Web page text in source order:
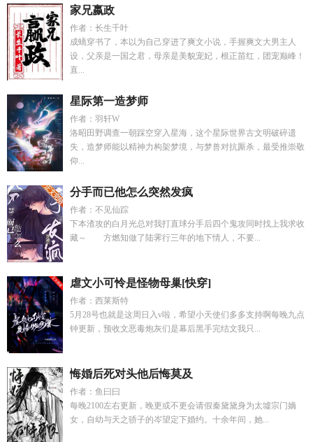
家兄嬴政
作者：长生千叶
成蟜穿书了，本以为自己穿进了爽文小说，手握爽文大男主人
设，父亲是一国之君，母亲是美貌宠妃，根正苗红，团宠巅峰！
直...
星际第一造梦师
作者：羽轩W
洛昭田野调查一朝踩空穿入星海，这个星际世界古文明破碎遗
失，造梦师能以精神力构架梦境，与梦兽对抗厮杀，最受推崇敬
仰...
分手而已他怎么突然发疯
作者：不见仙踪
下本渣攻的白月光总对我打直球分手后四个鬼攻同时找上我求收
藏～ 方燃知做了陆霁行三年的地下情人，不要...
虐文小可怜是怪物母巢[快穿]
作者：西莱斯特
5月28号也就是这周日入v啦，希望小天使们多多支持啊每晚九点
钟更新，预收文恶毒炮灰们是幕后黑手完结文我只...
悔婚后死对头他后悔莫及
作者：鱼曰曰
每晚2100左右更新，晚更或不更会请假秦黛黛身为太墟宗门嫡
女，自幼与天之骄子的岑望定下婚约。十余年间，她...